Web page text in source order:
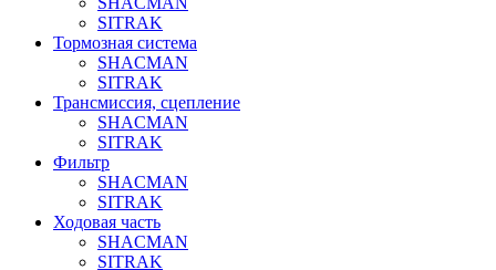
SITRAK
Тормозная система
SHACMAN
SITRAK
Трансмиссия, сцепление
SHACMAN
SITRAK
Фильтр
SHACMAN
SITRAK
Ходовая часть
SHACMAN
SITRAK